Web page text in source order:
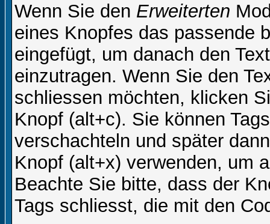
Wenn Sie den Erweiterten
eines Knopfes das passende
eingefügt, um danach den
einzutragen. Wenn Sie den
schliessen möchten, klicken
Knopf (alt+c). Sie können
verschachteln und später
Knopf (alt+x) verwenden, um
Beachte Sie bitte, dass der
Tags schliesst, die mit den